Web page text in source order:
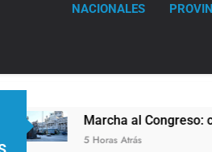
NACIONALES
al Congreso: cortes, desvíos y